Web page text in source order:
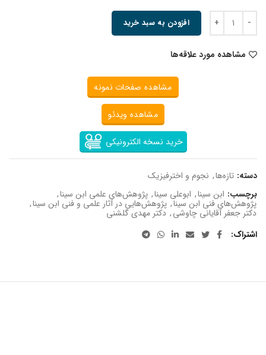
افزودن به سبد خرید
مشاهده مورد علاقه‌ها
مشاهده صفحات نمونه
مشاهده ویدئو
خرید نسخه الکترونیکی
دسته: تازه‌ها, نجوم و اخترفیزیک
برچسب: ابن سینا, ابوعلی سینا, پژوهش‌های علمی ابن سینا,
پژوهش‌های فنی ابن سینا, پژوهش‌هایی در آثار علمی و فنی ابن سینا,
دکتر جعفر آقایانی چاوشی, دکتر مهدی گلشنی
اشتراک